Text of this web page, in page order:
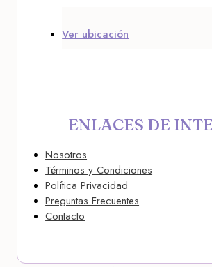
Ver ubicación
ENLACES DE
Nosotros
Términos y Condiciones
Política Privacidad
Preguntas Frecuentes
Contacto